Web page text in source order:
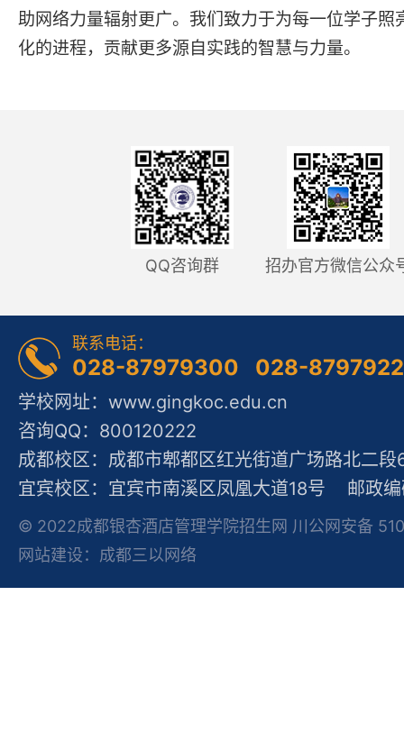
助网络力量辐射更广。 我们致力于为每一位学子照
化的进程，贡献更多源自实践的智慧与力量。
QQ咨询群 招办官方微信公众
联系电话：
028-87979300 028-
学校网址：www.gingkoc.edu.cn
咨询QQ：800120222
成都校区：成都市郫都区红光街道广场路北二
宜宾校区：宜宾市南溪区凤凰大道18号 邮政
© 2022成都银杏酒店管理学院招生网 川公网安备
网站建设：成都三以网络